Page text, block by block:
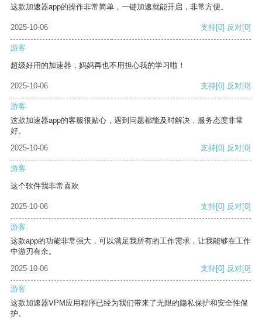
这款加速器app的操作非常简单，一键加速就能开启，非常方便。
2025-10-06 支持[0] 反对[0]
游客
超级好用的加速器，妈妈再也不用担心我的学习啦！
2025-10-06 支持[0] 反对[0]
游客
这款加速器app的客服很贴心，遇到问题都能及时解决，服务态度非常
好。
2025-10-06
支持[0] 反对[0]
游客
这个软件我非常喜欢
2025-10-06 支持[0] 反对[0]
游客
这款app的功能非常强大，可以满足我所有的工作需求，让我能够在工作
中游刃有余。
2025-10-06
支持[0] 反对[0]
游客
这款加速器VPM应用程序已经为我们带来了无限的隐私保护和安全性保
护。